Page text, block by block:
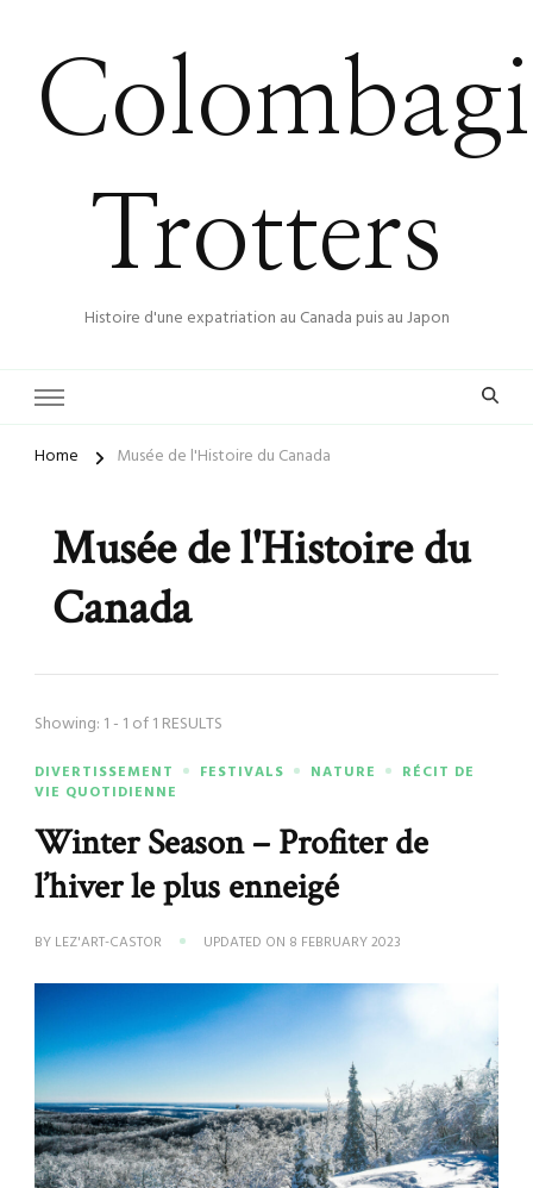
Trotters
Histoire d'une expatriation au Canada puis au Japon
Home Musée de l'Histoire du Canada
Musée de l'Histoire du
Canada
Showing: 1 - 1 of 1 RESULTS
DIVERTISSEMENT FESTIVALS NATURE
RÉCIT DE
VIE QUOTIDIENNE
Winter Season – Profiter de
l’hiver le plus enneigé
BY LEZ'ART-CASTOR UPDATED ON 8 FEBRUARY 2023